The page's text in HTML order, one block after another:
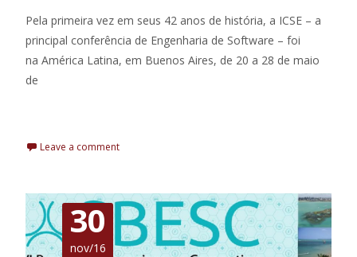
Pela primeira vez em seus 42 anos de história, a ICSE – a
principal conferência de Engenharia de Software – foi
na América Latina, em Buenos Aires, de 20 a 28 de maio
de
Leave a comment
30
nov/16